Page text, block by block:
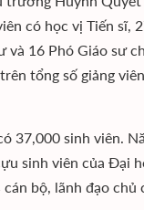
có học vị Tiến sĩ,
và 16 Phó Giáo sư
tổng số giảng
37,000 sinh viên.
sinh viên của Đại
cán bộ, lãnh đạo